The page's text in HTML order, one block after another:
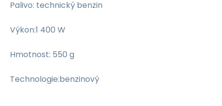
Palivo: technický benzin
Výkon:1 400 W
Hmotnost: 550 g
Technologie:benzinový